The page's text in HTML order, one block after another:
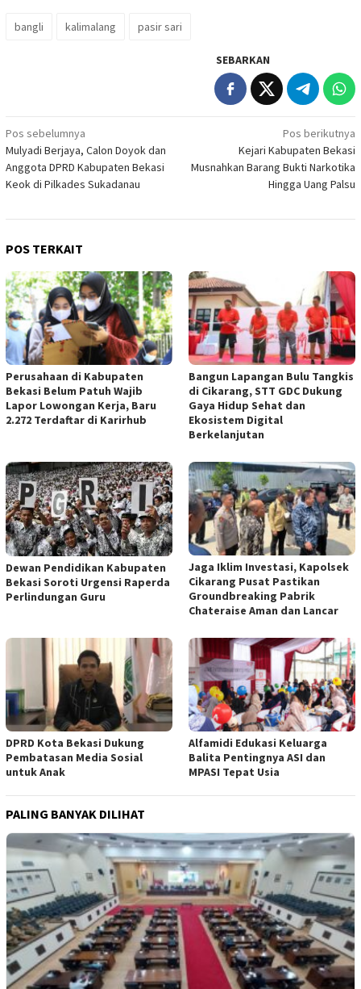
bangli kalimalang pasir sari
SEBARKAN
Navigasi
pos
Pos sebelumnya
Mulyadi Berjaya, Calon Doyok dan
Anggota DPRD Kabupaten Bekasi
Keok di Pilkades Sukadanau
Pos berikutnya
Kejari Kabupaten Bekasi
Musnahkan Barang Bukti Narkotika
Hingga Uang Palsu
POS TERKAIT
Perusahaan di Kabupaten
Bekasi Belum Patuh Wajib
Lapor Lowongan Kerja, Baru
2.272 Terdaftar di Karirhub
Bangun Lapangan Bulu Tangkis
di Cikarang, STT GDC Dukung
Gaya Hidup Sehat dan
Ekosistem Digital
Berkelanjutan
Dewan Pendidikan Kabupaten
Bekasi Soroti Urgensi Raperda
Perlindungan Guru
Jaga Iklim Investasi, Kapolsek
Cikarang Pusat Pastikan
Groundbreaking Pabrik
Chateraise Aman dan Lancar
DPRD Kota Bekasi Dukung
Pembatasan Media Sosial
untuk Anak
Alfamidi Edukasi Keluarga
Balita Pentingnya ASI dan
MPASI Tepat Usia
PALING BANYAK DILIHAT